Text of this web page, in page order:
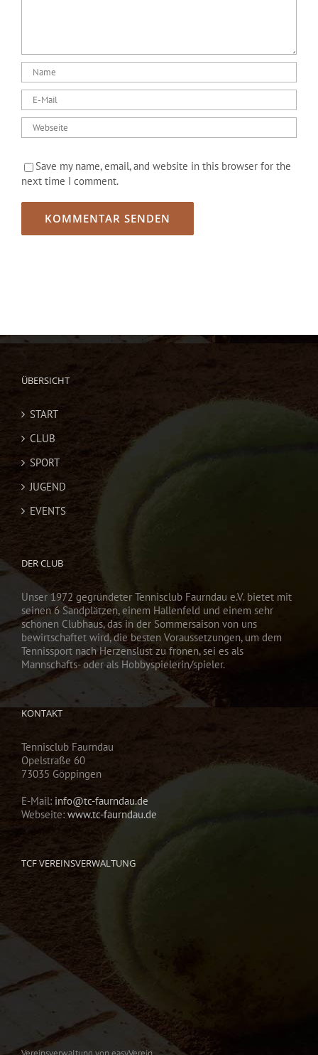
Save my name, email, and website in this browser for the
next time I comment.
ÜBERSICHT
START
CLUB
SPORT
JUGEND
EVENTS
DER CLUB
Unser 1972 gegründeter Tennisclub Faurndau e.V. bietet mit
seinen 6 Sandplätzen, einem Hallenfeld und einem sehr
schönen Clubhaus, das in der Sommersaison von uns
bewirtschaftet wird, die besten Voraussetzungen, um dem
Tennissport nach Herzenslust zu frönen, sei es als
Mannschafts- oder als Hobbyspielerin/spieler.
KONTAKT
Tennisclub Faurndau
Opelstraße 60
73035 Göppingen
E-Mail: info@tc-faurndau.de
Webseite: www.tc-faurndau.de
TCF VEREINSVERWALTUNG
Vereinsverwaltung von easyVerein